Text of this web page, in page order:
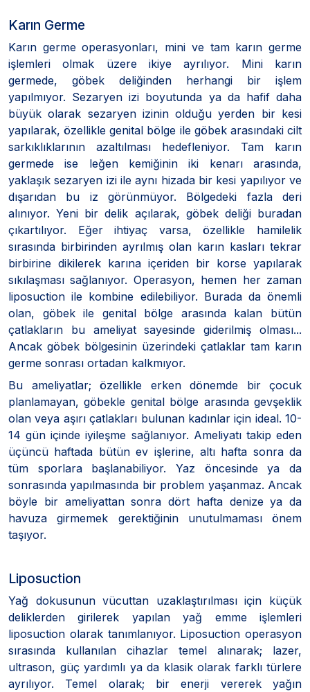
Karın Germe
Karın germe operasyonları, mini ve tam karın germe
işlemleri olmak üzere ikiye ayrılıyor. Mini karın
germede, göbek deliğinden herhangi bir işlem
yapılmıyor. Sezaryen izi boyutunda ya da hafif daha
büyük olarak sezaryen izinin olduğu yerden bir kesi
yapılarak, özellikle genital bölge ile göbek arasındaki cilt
sarkıklıklarının azaltılması hedefleniyor. Tam karın
germede ise leğen kemiğinin iki kenarı arasında,
yaklaşık sezaryen izi ile aynı hizada bir kesi yapılıyor ve
dışarıdan bu iz görünmüyor. Bölgedeki fazla deri
alınıyor. Yeni bir delik açılarak, göbek deliği buradan
çıkartılıyor. Eğer ihtiyaç varsa, özellikle hamilelik
sırasında birbirinden ayrılmış olan karın kasları tekrar
birbirine dikilerek karına içeriden bir korse yapılarak
sıkılaşması sağlanıyor. Operasyon, hemen her zaman
liposuction ile kombine edilebiliyor. Burada da önemli
olan, göbek ile genital bölge arasında kalan bütün
çatlakların bu ameliyat sayesinde giderilmiş olması...
Ancak göbek bölgesinin üzerindeki çatlaklar tam karın
germe sonrası ortadan kalkmıyor.
Bu ameliyatlar; özellikle erken dönemde bir çocuk
planlamayan, göbekle genital bölge arasında gevşeklik
olan veya aşırı çatlakları bulunan kadınlar için ideal. 10-
14 gün içinde iyileşme sağlanıyor. Ameliyatı takip eden
üçüncü haftada bütün ev işlerine, altı hafta sonra da
tüm sporlara başlanabiliyor. Yaz öncesinde ya da
sonrasında yapılmasında bir problem yaşanmaz. Ancak
böyle bir ameliyattan sonra dört hafta denize ya da
havuza girmemek gerektiğinin unutulmaması önem
taşıyor.
Liposuction
Yağ dokusunun vücuttan uzaklaştırılması için küçük
deliklerden girilerek yapılan yağ emme işlemleri
liposuction olarak tanımlanıyor. Liposuction operasyon
sırasında kullanılan cihazlar temel alınarak; lazer,
ultrason, güç yardımlı ya da klasik olarak farklı türlere
ayrılıyor. Temel olarak; bir enerji vererek yağın